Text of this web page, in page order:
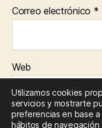
Correo electrónico *
Web
Guarda mi
Utilizamos cookies
servicios y mostrarte
preferencias en base
hábitos de navegación